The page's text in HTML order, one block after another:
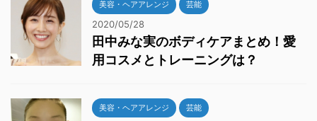
美容・ヘアアレンジ 芸能
2020/05/28
田中みな実のボディケアまとめ！愛
用コスメとトレーニングは？
美容・ヘアアレンジ 芸能